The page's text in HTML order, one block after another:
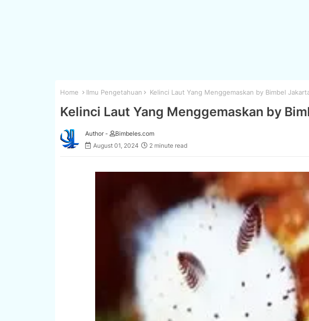
Home Ilmu Pengetahuan Kelinci Laut Yang Menggemaskan by Bimbel
Kelinci Laut Yang Menggemaskan by
Author -
Bimbeles.com
August 01, 2024
2 minute read